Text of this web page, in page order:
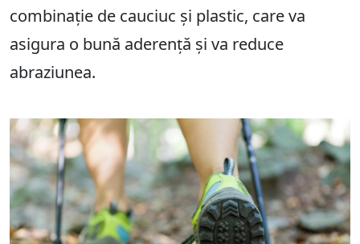
combinație de cauciuc și plastic, care va
asigura o bună aderență și va reduce
abraziunea.